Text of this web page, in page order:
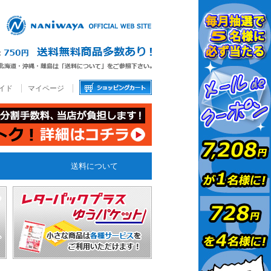
ド マイページ
送料について